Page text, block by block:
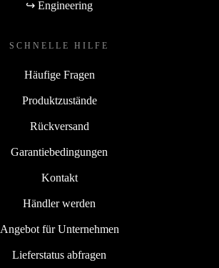
↪ Engineering
SCHNELLE HILFE
Häufige Fragen
Produktzustände
Rückversand
Garantiebedingungen
Kontakt
Händler werden
Angebot für Unternehmen
Lieferstatus abfragen